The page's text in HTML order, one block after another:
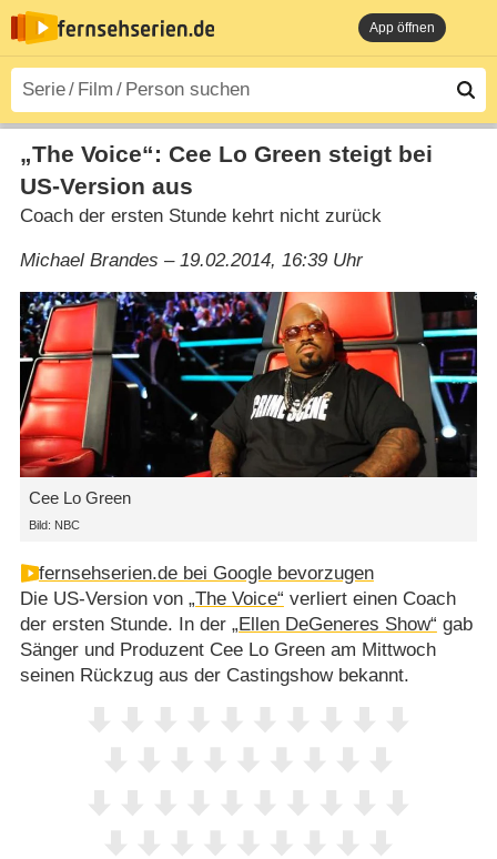
App öffnen
„The Voice“: Cee Lo Green steigt bei
US-Version aus
Coach der ersten Stunde kehrt nicht zurück
Michael Brandes – 19.02.2014, 16:39 Uhr
Cee Lo Green
Bild: NBC
fernsehserien.de bei Google bevorzugen
Die US-Version von „The Voice“ verliert einen Coach
der ersten Stunde. In der „Ellen DeGeneres Show“ gab
Sänger und Produzent Cee Lo Green am Mittwoch
seinen Rückzug aus der Castingshow bekannt.